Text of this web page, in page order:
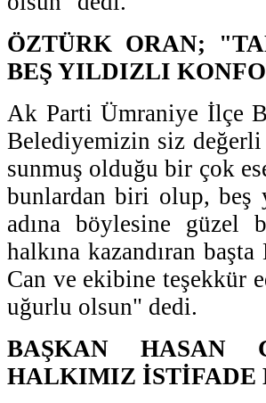
ÖZTÜRK ORAN;
BEŞ YILDIZLI
Ak Parti Ümraniye İlçe
Belediyemizin siz değerli
sunmuş olduğu bir çok
bunlardan biri olup, beş
adına böylesine
halkına kazandıran
Can ve ekibine teşekkür
uğurlu olsun" dedi.
BAŞKAN HASAN
HALKIMIZ İSTİFADE